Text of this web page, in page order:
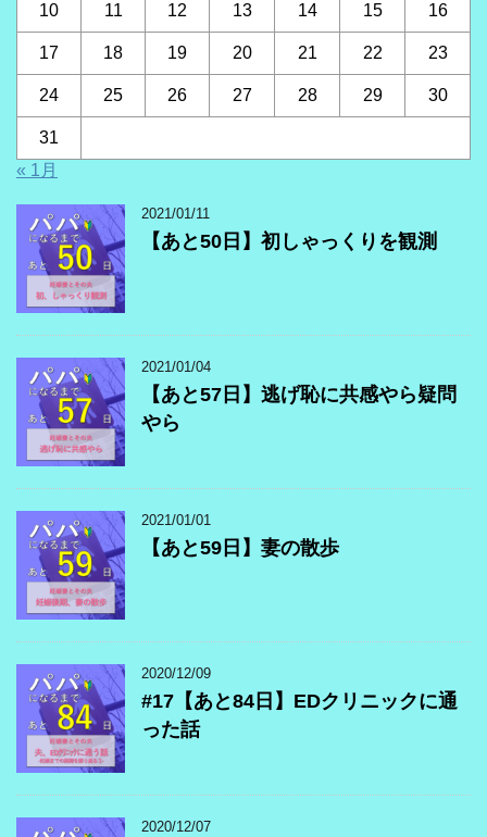
10 11 12 13 14 15 16
17 18 19 20 21 22 23
24 25 26 27 28 29 30
31
« 1月
2021/01/11
【あと50日】初しゃっくりを観測
2021/01/04
【あと57日】逃げ恥に共感やら疑問
やら
2021/01/01
【あと59日】妻の散歩
2020/12/09
#17【あと84日】EDクリニックに通
った話
2020/12/07